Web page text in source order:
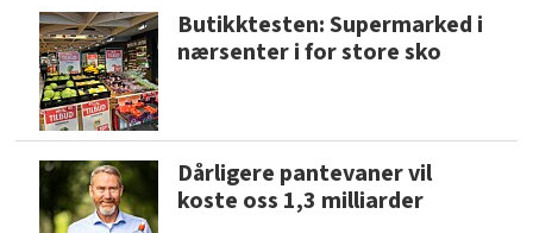
Butikktesten: Supermarked i
nærsenter i for store sko
Dårligere pantevaner vil
koste oss 1,3 milliarder